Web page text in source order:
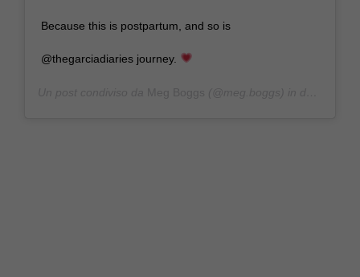
Because this is postpartum, and so is
@thegarciadiaries journey.